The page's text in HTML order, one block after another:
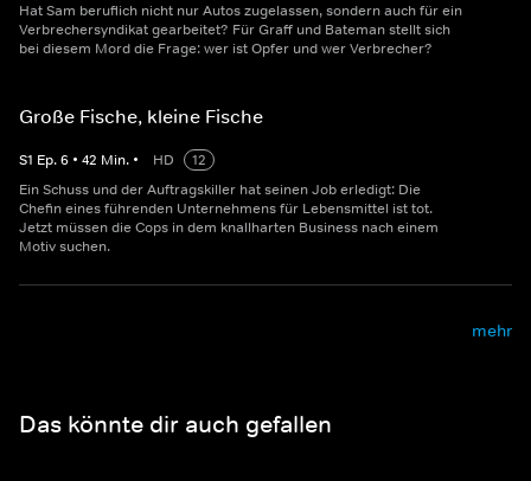
Hat Sam beruflich nicht nur Autos zugelassen, sondern auch für ein
Verbrechersyndikat gearbeitet? Für Graff und Bateman stellt sich
bei diesem Mord die Frage: wer ist Opfer und wer Verbrecher?
Große Fische, kleine Fische
S1 Ep.6 • 42 Min. • HD
12
Ein Schuss und der Auftragskiller hat seinen Job erledigt: Die
Chefin eines führenden Unternehmens für Lebensmittel ist tot.
Jetzt müssen die Cops in dem knallharten Business nach einem
Motiv suchen.
mehr
Das könnte dir auch gefallen